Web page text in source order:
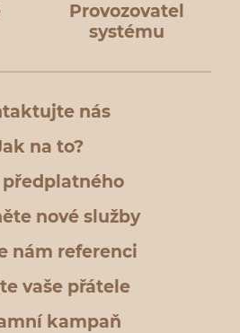
Provozovatel
systému
nás
na to?
předplatného
nové služby
nám referenci
vaše přátele
kampaň